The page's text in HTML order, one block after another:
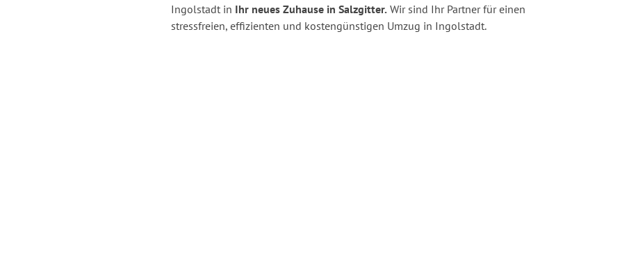
Ingolstadt in Ihr neues Zuhause in Salzgitter. Wir sind Ihr Partner für einen
stressfreien, effizienten und kostengünstigen Umzug in Ingolstadt.